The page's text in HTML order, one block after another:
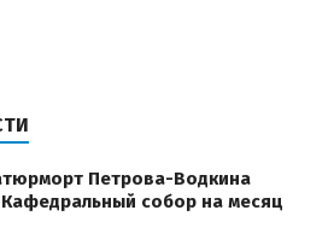
Петрова-Водкина
Кафедральный собор на месяц